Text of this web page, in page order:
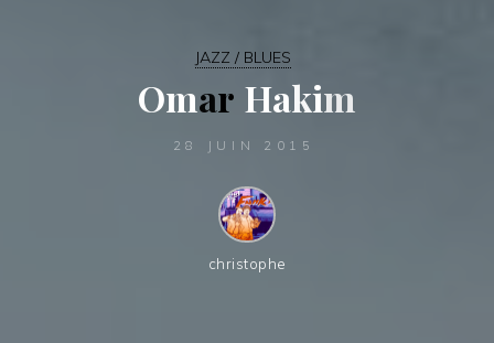
JAZZ / BLUES
Omar Hakim
28 JUIN 2015
christophe